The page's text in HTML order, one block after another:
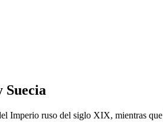
Imperio ruso del siglo XIX, mientras que